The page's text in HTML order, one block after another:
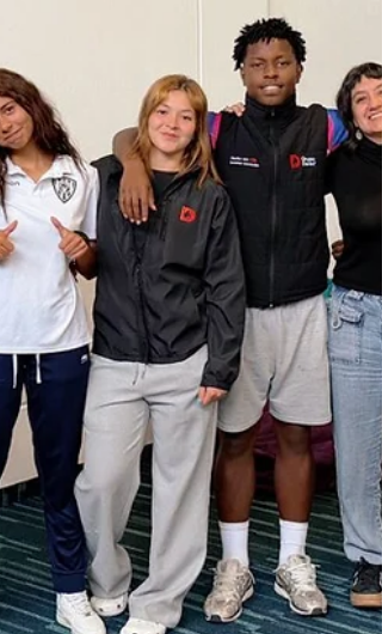
a convertir ideas en soluciones reales para los desafíos
de sus comunidades. Las inscripciones abiertas hasta el
25 de septiembre en www.premiosgoat.com. • La
categoría Prosperidad, auspiciada por Banco Guayaquil,
reconoce iniciativas que promueven oportunidades
económicas y bienestar sostenible mediante la
innovación. Los Premios G.O.A.T. (Greatest Of All Time)
regresan este 2026 con una nueva convoca